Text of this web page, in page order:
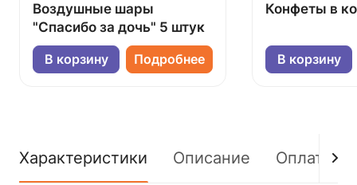
Воздушные шары
"Спасибо за дочь" 5 штук
В корзину Подробнее
Конфеты в
В корзину
Характеристики Описание Оплата